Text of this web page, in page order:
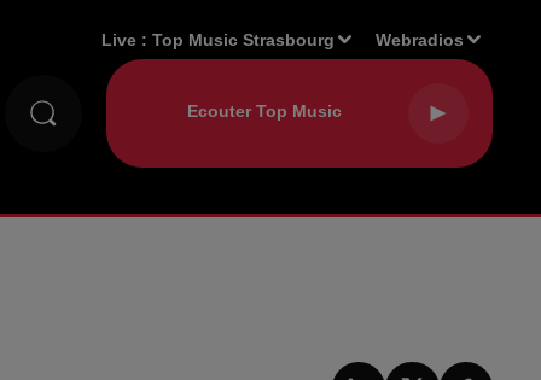
Live :Top Music Strasbourg Webradios